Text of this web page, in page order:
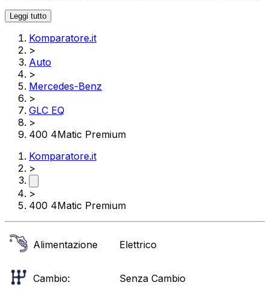
Leggi tutto
Komparatore.it
>
Auto
>
Mercedes-Benz
>
GLC EQ
>
400 4Matic Premium
Komparatore.it
>
>
400 4Matic Premium
Alimentazione Elettrico
Cambio: Senza Cambio